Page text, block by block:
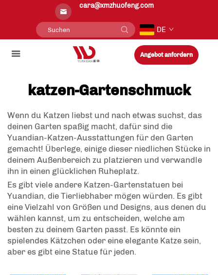
cara@xmzhuofeng.com
DE
Angebot anfordern
katzen-Gartenschmuck
Wenn du Katzen liebst und nach etwas suchst, das
deinen Garten spaßig macht, dafür sind die
Yuandian-Katzen-Ausstattungen für den Garten
gemacht! Überlege, einige dieser niedlichen Stücke in
deinem Außenbereich zu platzieren und verwandle
ihn in einen glücklichen Ruheplatz.
Es gibt viele andere Katzen-Gartenstatuen bei
Yuandian, die Tierliebhaber mögen würden. Es gibt
eine Vielzahl von Größen und Designs, aus denen du
wählen kannst, um zu entscheiden, welche am
besten zu deinem Garten passt. Es könnte ein
spielendes Kätzchen oder eine elegante Katze sein,
aber es gibt eine Statue für jeden.